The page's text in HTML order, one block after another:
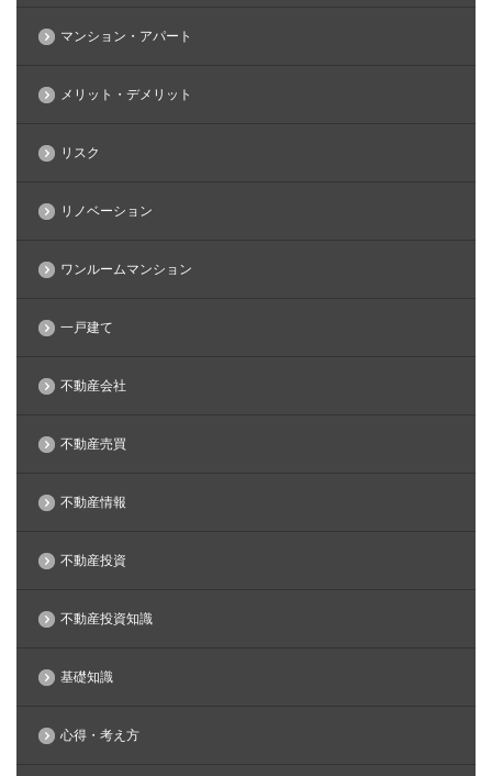
マンション・アパート
メリット・デメリット
リスク
リノベーション
ワンルームマンション
一戸建て
不動産会社
不動産売買
不動産情報
不動産投資
不動産投資知識
基礎知識
心得・考え方